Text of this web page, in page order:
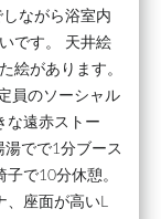
ながら浴室内
です。 天井絵
絵があります。
員のソーシャル
な遠赤ストー
でで1分ブース
で10分休憩。
、座面が高いL